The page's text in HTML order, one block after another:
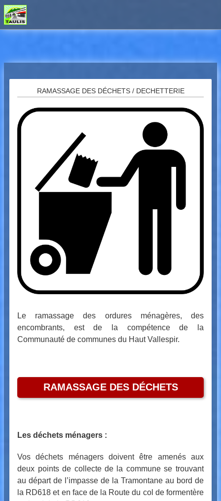
Breadcrumbs
RAMASSAGE DES DÉCHETS / DECHETTERIE
Le ramassage des ordures ménagères, des
encombrants, est de la compétence de la
Communauté de communes du Haut Vallespir.
RAMASSAGE DES DÉCHETS
Les déchets ménagers :
Vos déchets ménagers doivent être amenés aux
deux points de collecte de la commune se trouvant
au départ de l’impasse de la Tramontane au bord de
la RD618 et en face de la Route du col de formentère